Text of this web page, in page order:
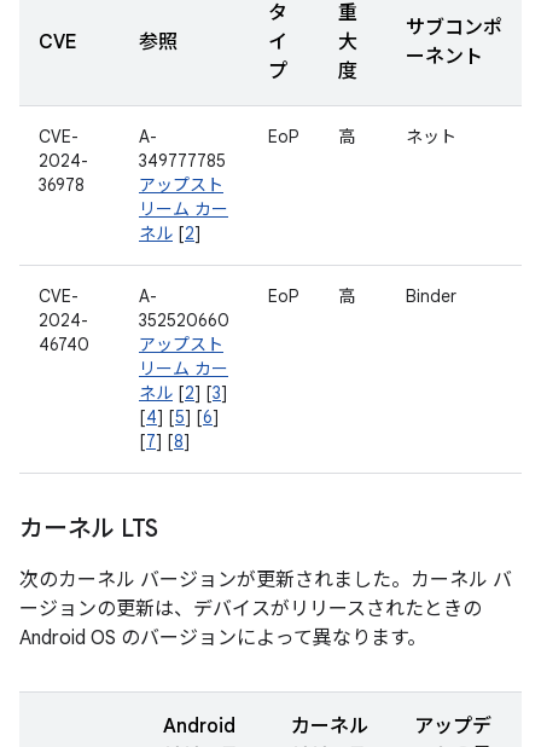
CVE 参照
タ
イ
プ
重
大
度
サブコンポ
ーネント
CVE-
2024-
36978
A-
349777785
アップスト
リーム カー
ネル [2]
EoP 高 ネット
CVE-
2024-
46740
A-
352520660
アップスト
リーム カー
ネル [2] [3]
[4] [5] [6]
[7] [8]
EoP 高 Binder
カーネル LTS
次のカーネル バージョンが更新されました。カーネル バ
ージョンの更新は、デバイスがリリースされたときの
Android OS のバージョンによって異なります。
Android
カーネル
アップデ